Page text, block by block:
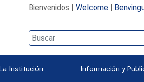
Bienvenidos | Welcome|
La Institución Información y